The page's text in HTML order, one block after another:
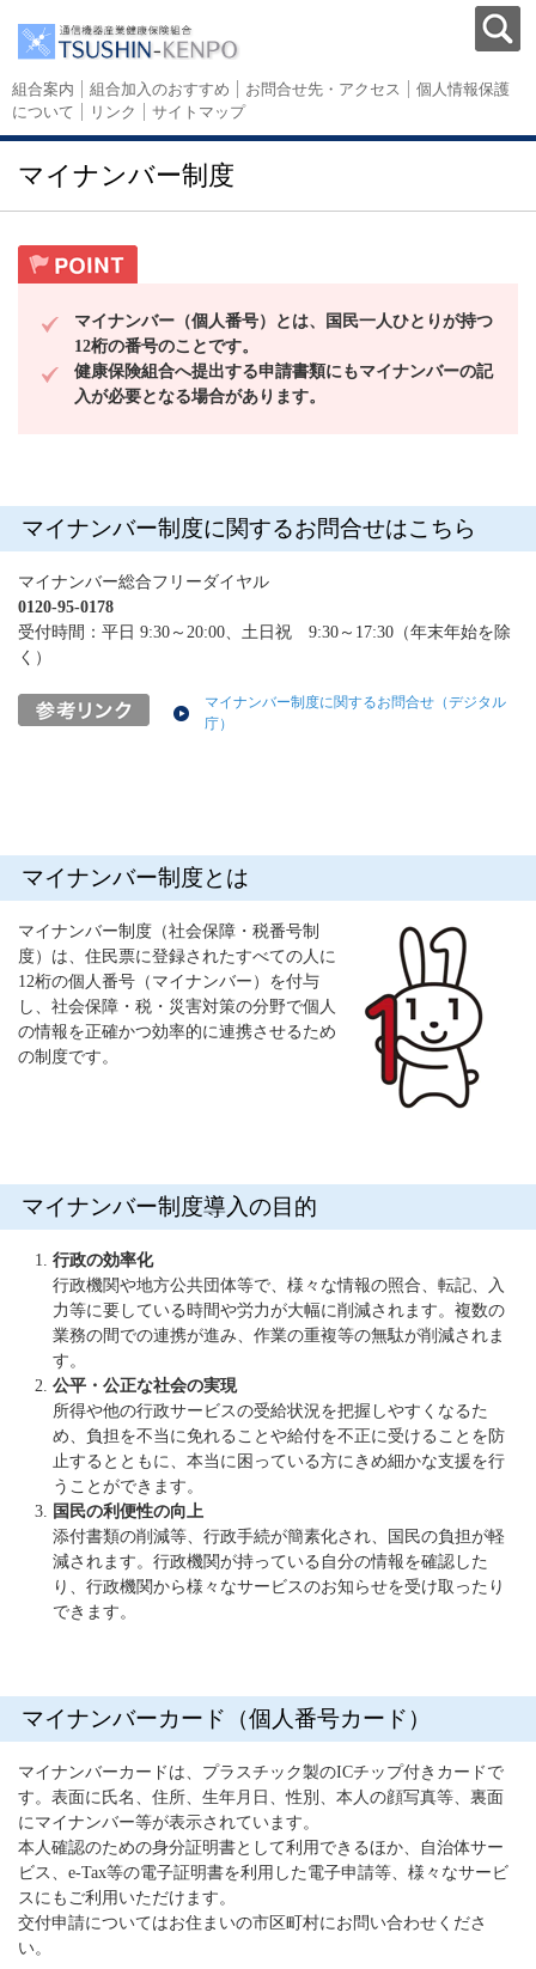
組合案内 組合加入のおすすめ お問合せ先・アクセス
個人情報保護
について
リンク サイトマップ
マイナンバー制度
マイナンバー（個人番号）
とは、国民一人ひとりが持つ
12桁の番号のことです。
健康保険組合へ提出する申請書類にもマイナンバーの記
入が必要となる場合があります。
マイナンバー制度に関するお問合せはこちら
マイナンバー総合フリーダイヤル
0120-95-0178
受付時間：平日 9:30～20:00、土日祝 9:30～17:30（年末年始を除
く）
マイナンバー制度に関するお問合せ（デジタル
庁）
マイナンバー制度とは
マイナンバー制度（社会保障・税番号制
度）は、住民票に登録されたすべての人に
12桁の個人番号（マイナンバー）を付与
し、社会保障・税・災害対策の分野で個人
の情報を正確かつ効率的に連携させるため
の制度です。
マイナンバー制度導入の目的
行政の効率化
行政機関や地方公共団体等で、様々な情報の照合、転記、入
力等に要している時間や労力が大幅に削減されます。複数の
業務の間での連携が進み、作業の重複等の無駄が削減されま
す。
公平・公正な社会の実現
所得や他の行政サービスの受給状況を把握しやすくなるた
め、負担を不当に免れることや給付を不正に受けることを防
止するとともに、本当に困っている方にきめ細かな支援を行
うことができます。
国民の利便性の向上
添付書類の削減等、行政手続が簡素化され、国民の負担が軽
減されます。行政機関が持っている自分の情報を確認した
り、行政機関から様々なサービスのお知らせを受け取ったり
できます。
マイナンバーカード（個人番号カード）
マイナンバーカードは、プラスチック製のICチップ付きカードで
す。表面に氏名、住所、生年月日、性別、本人の顔写真等、裏面
にマイナンバー等が表示されています。
本人確認のための身分証明書として利用できるほか、自治体サー
ビス、e-Tax等の電子証明書を利用した電子申請等、様々なサービ
スにもご利用いただけます。
交付申請についてはお住まいの市区町村にお問い合わせくださ
い。